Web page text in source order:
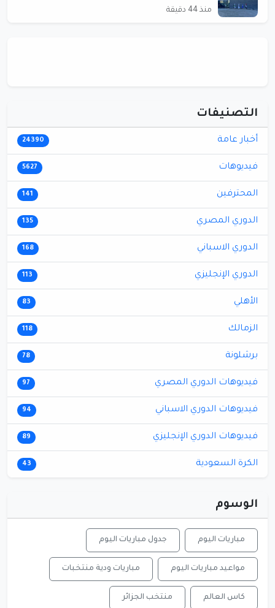
منذ 44 دقيقة
التصنيفات
أخبار عامة 24390
فيديوهات 5627
المحترفين 141
الدوري المصري 135
الدوري الاسباني 168
الدوري الإنجليزي 113
الأهلي 83
الزمالك 118
برشلونة 78
فيديوهات الدوري المصري 97
فيديوهات الدوري الاسباني 94
فيديوهات الدوري الإنجليزي 89
الكرة السعودية 43
الوسوم
مباريات اليوم جدول مباريات اليوم
مواعيد مباريات اليوم مباريات ودية منتخبات
كاس العالم منتخب الجزائر